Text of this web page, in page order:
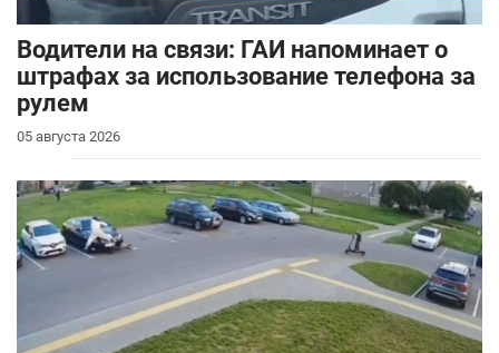
Водители на связи: ГАИ напоминает о
штрафах за использование телефона за
рулем
05 августа 2026